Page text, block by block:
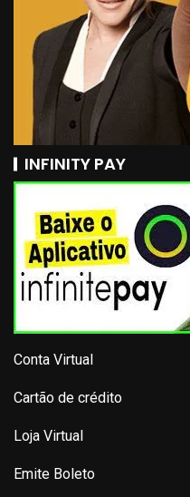
INFINITY PAY
Conta Virtual
Cartão de crédito
Loja Virtual
Emite Boleto